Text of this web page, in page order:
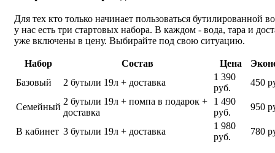
Для тех кто только начинает пользоваться бутилированной
у нас есть три стартовых набора. В каждом - вода, тара и
уже включены в цену. Выбирайте под свою ситуацию.
Набор Состав Цена
Базовый
2 бутыли 19л + доставка
1 390
руб.
450
Семейный
2 бутыли 19л + помпа в подарок +
доставка
1 490
руб.
950
В кабинет 3 бутыли 19л + доставка
1 980
руб.
780